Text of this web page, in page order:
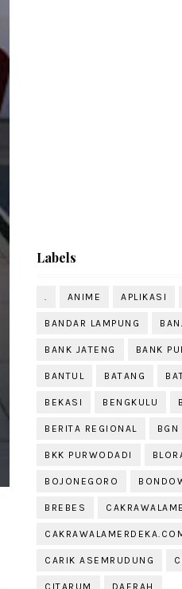
Labels
. ANIME APLIKASI
BANDAR LAMPUNG
BANK JATENG BANK
BANTUL BATANG
BEKASI BENGKULU
BERITA REGIONAL BGN
BKK PURWODADI
BOJONEGORO
BREBES
CARIK ASEMRUDUNG